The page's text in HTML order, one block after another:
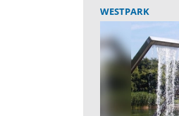
WESTPARK